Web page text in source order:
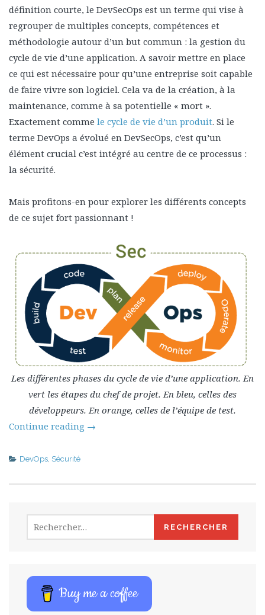
définition courte, le DevSecOps est un terme qui vise à
regrouper de multiples concepts, compétences et
méthodologie autour d’un but commun : la gestion du
cycle de vie d’une application. A savoir mettre en place
ce qui est nécessaire pour qu’une entreprise soit capable
de faire vivre son logiciel. Cela va de la création, à la
maintenance, comme à sa potentielle « mort ».
Exactement comme le cycle de vie d’un produit. Si le
terme DevOps a évolué en DevSecOps, c’est qu’un
élément crucial c’est intégré au centre de ce processus :
la sécurité.
Mais profitons-en pour explorer les différents concepts
de ce sujet fort passionnant !
Les différentes phases du cycle de vie d’une application. En
vert les étapes du chef de projet. En bleu, celles des
développeurs. En orange, celles de l’équipe de test.
Continue reading →
DevOps, Sécurité
Buy me a coffee